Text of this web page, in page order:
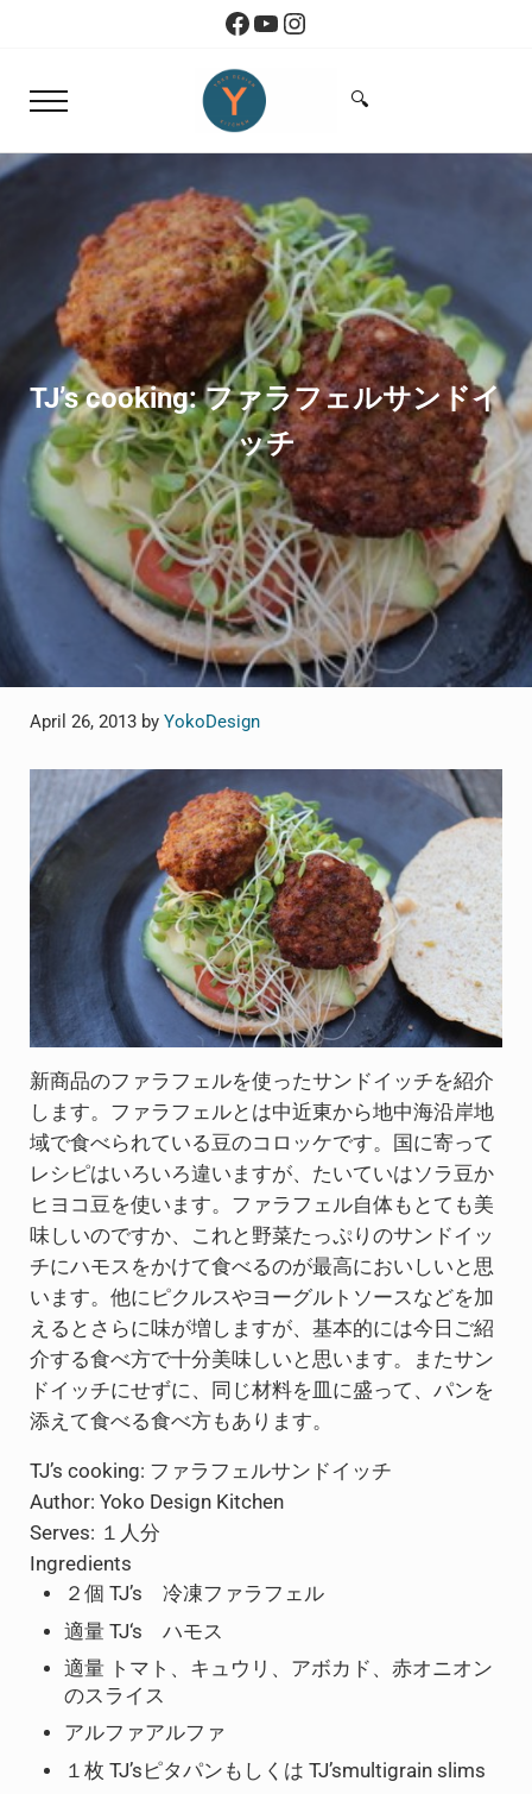
Skip to header right navigationFacebook
YouTube
Instagram
Menu
Yoko Design Kitchen
Search...
🔍
TJ’s cooking: ファラフェルサンドイ
ッチ
April 26, 2013 by YokoDesign
新商品のファラフェルを使ったサンドイッチを紹介
します。ファラフェルとは中近東から地中海沿岸地
域で食べられている豆のコロッケです。国に寄って
レシピはいろいろ違いますが、たいていはソラ豆か
ヒヨコ豆を使います。ファラフェル自体もとても美
味しいのですか、これと野菜たっぷりのサンドイッ
チにハモスをかけて食べるのが最高においしいと思
います。他にピクルスやヨーグルトソースなどを加
えるとさらに味が増しますが、基本的には今日ご紹
介する食べ方で十分美味しいと思います。またサン
ドイッチにせずに、同じ材料を皿に盛って、パンを
添えて食べる食べ方もあります。
TJ’s cooking: ファラフェルサンドイッチ
Author: Yoko Design Kitchen
Serves: １人分
Ingredients
２個 TJ’s 冷凍ファラフェル
適量 TJ‘s ハモス
適量 トマト、キュウリ、アボカド、赤オニオン
のスライス
アルファアルファ
１枚 TJ’sピタパンもしくは TJ’smultigrain slims